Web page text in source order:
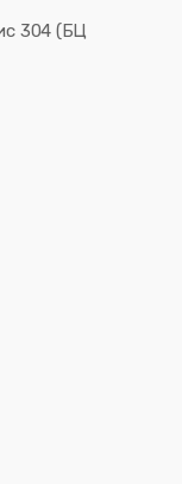
304 (БЦ